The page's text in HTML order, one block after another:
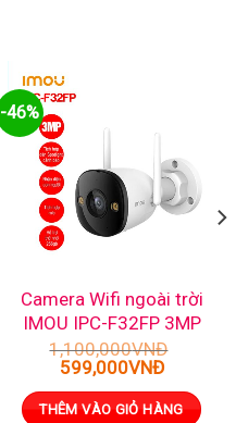
-46%
Camera Wifi ngoài trời
IMOU IPC-F32FP 3MP
1,100,000VNĐ
Giá
là:
599,000VNĐGiá
tại
THÊM VÀO GIỎ HÀNG